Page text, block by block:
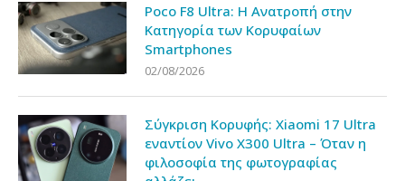
Κατηγορία των Κορυφαίων
Smartphones
02/08/2026
εναντίον Vivo X300 Ultra – Όταν η
φιλοσοφία της φωτογραφίας
αλλάζει